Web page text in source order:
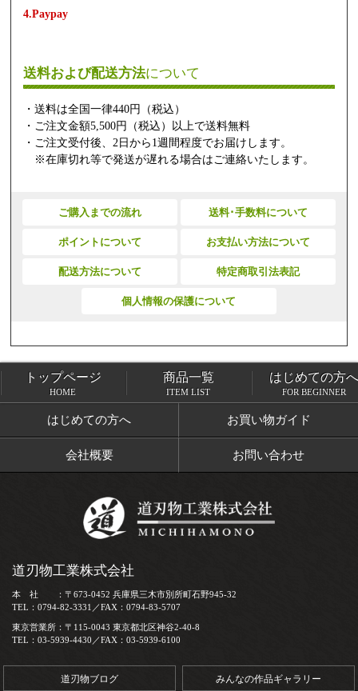
4.Paypay
送料および配送方法について
・送料は全国一律440円（税込）
・ご注文金額5,500円（税込）以上で送料無料
・ご注文受付後、2日から1週間程度でお届けします。
※在庫切れ等で発送が遅れる場合はご連絡いたします。
ご購入までの流れ 送料･手数料について
ポイントについて お支払い方法について
配送方法について 特定商取引法表記
個人情報の保護について
トップページ 商品一覧
はじめての方へ お買い物ガイド
会社概要 お問い合わせ
トップページ
HOME
商品一覧
ITEM LIST
はじめての方へ
FOR BEGINNER
道刃物工業株式会社
本 社 ：〒673-0452 兵庫県三木市別所町石野945-32
TEL：0794-82-3331／FAX：0794-83-5707
東京営業所：〒115-0043 東京都北区神谷2-40-8
TEL：03-5939-4430／FAX：03-5939-6100
道刃物ブログ みんなの作品ギャラリー